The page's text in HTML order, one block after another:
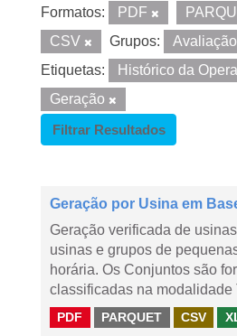
Formatos: PDF
CSV
Grupos:
Etiquetas:
Histórico da
Geração
Filtrar Resultados
Geração por Usina em
Geração verificada de
usinas e grupos de
horária. Os Conjuntos são
classificadas na modalidade
PDF PARQUET CSV